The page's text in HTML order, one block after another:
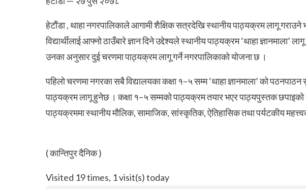
हेटौंडा , थाहा नगरपालिकाले आगामी शैक्षिक सत्रदेखि स्थानीय पाठ्यक्रम लागू गराउने
विद्यार्थीलाई आफ्नो ठाउँबारे ज्ञान दिने उद्देश्यले स्थानीय पाठ्यक्रम ‘थाहा ज्ञानमाला’
उनका अनुसार दुई चरणमा पाठ्यक्रम लागू गर्ने नगरपालिकाको योजना छ ।
पहिलो चरणमा नगरका सबै विद्यालयका कक्षा १–५ सम्म ‘थाहा ज्ञानमाला’ को
पाठ्यक्रम लागू हुनेछ ।कक्षा १–५ सम्मको पाठ्यक्रम तयार भएर पाठ्यपुस्तक
पाठ्यक्रममा स्थानीय मौलिक, सामाजिक, सांस्कृतिक, ऐतिहासिक तथा पर्यटकीय
( कान्तिपुर दैनिक )
Visited 19 times, 1 visit(s) today